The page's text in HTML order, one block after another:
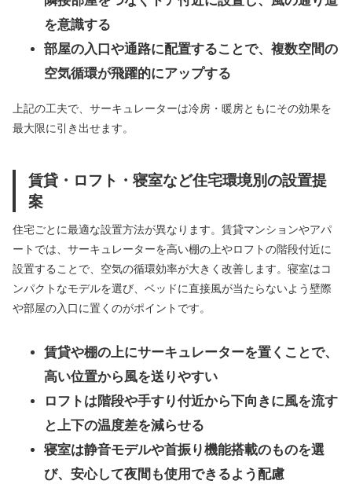
を意識する
部屋の入口や通路に配置することで、複数空間の
空気循環が飛躍的にアップする
上記の工夫で、サーキュレーターは冷房・暖房ともにその効果を
最大限に引き出せます。
賃貸・ロフト・寝室など住宅環境別の設置提
案
住宅ごとに最適な設置方法が異なります。賃貸マンションやアパ
ートでは、サーキュレーターを高い棚の上やロフトの階段付近に
設置することで、空気の循環効率が大きく改善します。寝室はコ
ンパクトなモデルを選び、ベッドに直接風が当たらないよう壁際
や部屋の入口に置くのがポイントです。
賃貸や棚の上にサーキュレーターを置くことで、
高い位置から風を送りやすい
ロフトは階段や手すり付近から下向きに風を流す
と上下の温度差を減らせる
寝室は静音モデルや首振り機能搭載のものを選
び、安心して夜間も使用できるよう配慮